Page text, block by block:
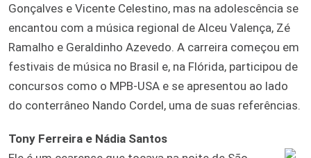
Gonçalves e Vicente Celestino, mas na adolescência se
encantou com a música regional de Alceu Valença, Zé
Ramalho e Geraldinho Azevedo. A carreira começou em
festivais de música no Brasil e, na Flórida, participou de
concursos como o MPB-USA e se apresentou ao lado
do conterrâneo Nando Cordel, uma de suas referências.
Tony Ferreira e Nádia Santos